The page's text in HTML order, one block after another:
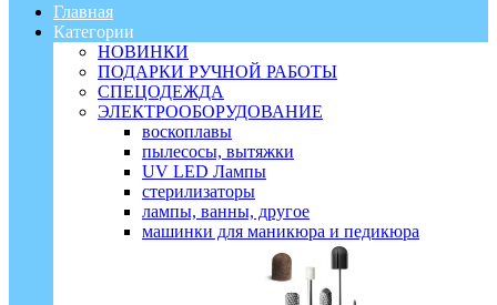
Главная
Категории
НОВИНКИ
ПОДАРКИ РУЧНОЙ РАБОТЫ
СПЕЦОДЕЖДА
ЭЛЕКТРООБОРУДОВАНИЕ
воскоплавы
пылесосы, вытяжки
UV LED Лампы
стерилизаторы
лампы, ванны, другое
машинки для маникюра и педикюра